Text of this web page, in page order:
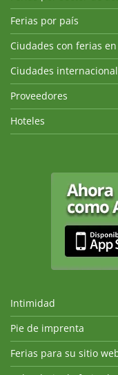
Ferias por país
Ciudades con ferias
Ciudades
Proveedores
Hoteles
Intimidad
Pie de imprenta
Ferias para su sitio